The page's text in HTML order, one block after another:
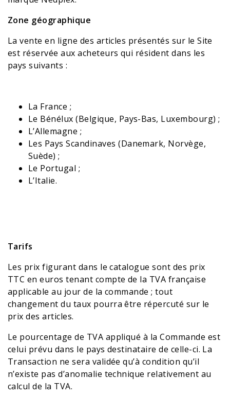
Zone géographique
La vente en ligne des articles présentés sur le Site
est réservée aux acheteurs qui résident dans les
pays suivants :
La France ;
Le Bénélux (Belgique, Pays-Bas, Luxembourg) ;
L’Allemagne ;
Les Pays Scandinaves (Danemark, Norvège,
Suède) ;
Le Portugal ;
L’Italie.
Tarifs
Les prix figurant dans le catalogue sont des prix
TTC en euros tenant compte de la TVA française
applicable au jour de la commande ; tout
changement du taux pourra être répercuté sur le
prix des articles.
Le pourcentage de TVA appliqué à la Commande est
celui prévu dans le pays destinataire de celle-ci. La
Transaction ne sera validée qu’à condition qu’il
n’existe pas d’anomalie technique relativement au
calcul de la TVA.